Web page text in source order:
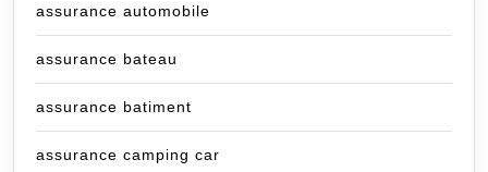
assurance automobile
assurance bateau
assurance batiment
assurance camping car